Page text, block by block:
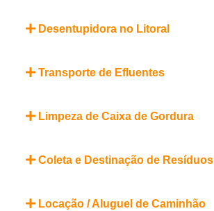
Desentupidora no Litoral
Transporte de Efluentes
Limpeza de Caixa de Gordura
Coleta e Destinação de Resíduos
Locação / Aluguel de Caminhão